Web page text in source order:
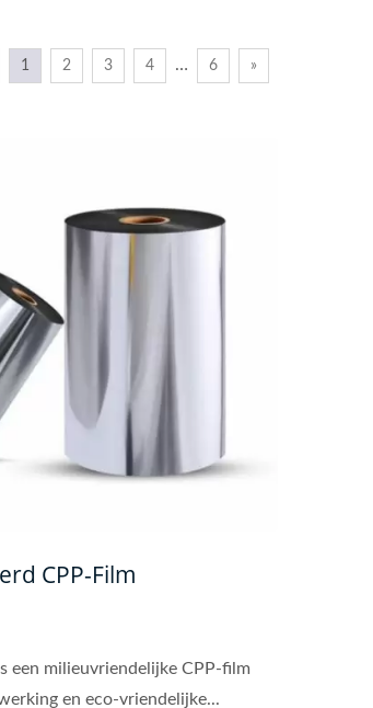
1 2 3 4 … 6 »
CPP-Film
een milieuvriendelijke CPP-film
en eco-vriendelijke...